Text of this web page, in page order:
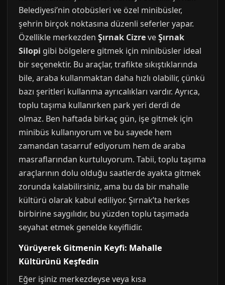
Belediyesi’nin otobüsleri ve özel minibüsler,
şehrin birçok noktasına düzenli seferler yapar.
Özellikle merkezden Şırnak CizreveŞırnak
Silopi gibi bölgelere gitmek için minibüsler ideal
bir seçenektir. Bu araçlar, trafikte sıkıştıklarında
bile, araba kullanmaktan daha hızlı olabilir, çünkü
bazı şeritleri kullanma ayrıcalıkları vardır. Ayrıca,
toplu taşıma kullanırken park yeri derdi de
olmaz. Ben haftada birkaç gün, işe gitmek için
minibüs kullanıyorum ve bu sayede hem
zamandan tasarruf ediyorum hem de araba
masraflarından kurtuluyorum. Tabii, toplu taşıma
araçlarının dolu olduğu saatlerde ayakta gitmek
zorunda kalabilirsiniz, ama bu da bir mahalle
kültürü olarak kabul ediliyor. Şırnak’ta herkes
birbirine saygılıdır, bu yüzden toplu taşımada
seyahat etmek genelde keyiflidir.
Yürüyerek Gitmenin Keyfi: Mahalle
Kültürünü Keşfedin
Eğer işiniz merkezdeyse veya kısa